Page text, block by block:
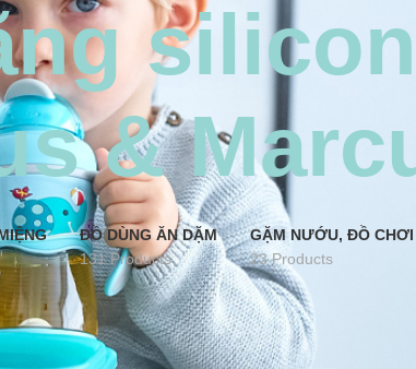
&
ĐỒ DÙNG ĂN DẶM
131 Products
GẶM NƯỚU, ĐỒ CHƠI
23 Products